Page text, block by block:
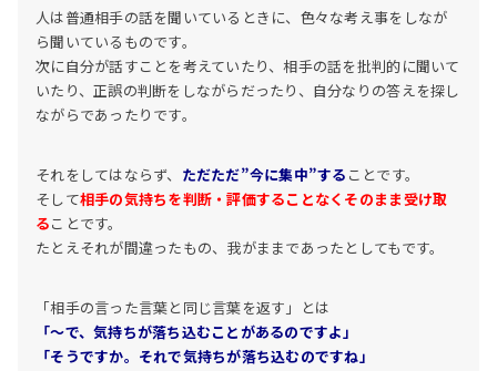
人は普通相手の話を聞いているときに、色々な考え事をしなが
ら聞いているものです。
次に自分が話すことを考えていたり、相手の話を批判的に聞いて
いたり、正誤の判断をしながらだったり、自分なりの答えを探し
ながらであったりです。
それをしてはならず、 ただただ”今に集中”する ことです。
そして相手の気持ちを判断・評価することなくそのまま受け取
ることです。
たとえそれが間違ったもの、我がままであったとしてもです。
「相手の言った言葉と同じ言葉を返す」とは
「～で、気持ちが落ち込むことがあるのですよ」
「そうですか。それで気持ちが落ち込むのですね」